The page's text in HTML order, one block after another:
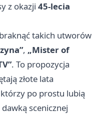
z okazji 45-lecia
takich utworów
, „Mister of
. To propozycja
złote lata
po prostu lubią
scenicznej